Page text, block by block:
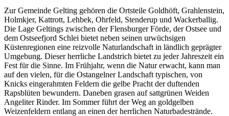
Zur Gemeinde Gelting gehören die Ortsteile Goldhöft, Grahlenstein,
Holmkjer, Kattrott, Lehbek, Ohrfeld, Stenderup und Wackerballig.
Die Lage Geltings zwischen der Flensburger Förde, der Ostsee und
dem Ostseefjord Schlei bietet neben seinen urwüchsigen
Küstenregionen eine reizvolle Naturlandschaft in ländlich geprägter
Umgebung. Dieser herrliche Landstrich bietet zu jeder Jahreszeit ein
Fest für die Sinne. Im Frühjahr, wenn die Natur erwacht, kann man
auf den vielen, für die Ostangelner Landschaft typischen, von
Knicks eingerahmten Feldern die gelbe Pracht der duftenden
Rapsblüten bewundern. Daneben grasen auf sattgrünen Weiden
Angeliter Rinder. Im Sommer führt der Weg an goldgelben
Weizenfeldern entlang an einen der herrlichen Naturbadestrände.